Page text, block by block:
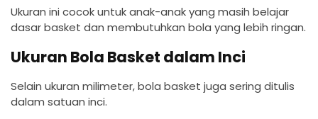
Ukuran ini cocok untuk anak-anak yang masih belajar
dasar basket dan membutuhkan bola yang lebih ringan.
Ukuran Bola Basket dalam Inci
Selain ukuran milimeter, bola basket juga sering ditulis
dalam satuan inci.